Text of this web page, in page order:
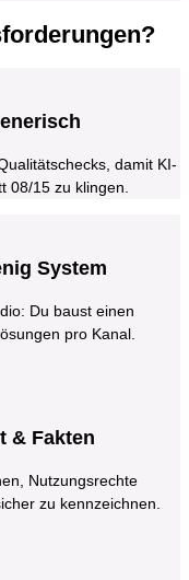
damit KI-
08/15 zu klingen.
System
Du baust einen
pro Kanal.
& Fakten
Nutzungsrechte
zu kennzeichnen.